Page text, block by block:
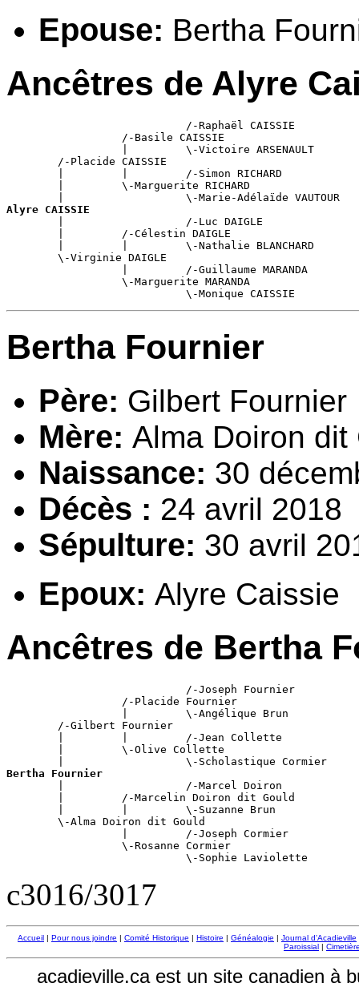
Epouse: Bertha F
Ancêtres de Alyre C
                            /-Raphaël CAISSIE
                  /-Basile CAISSIE
                  |         \-Victoire ARSENAULT
        /-Placide CAISSIE
        |         |         /-Simon RICHARD
        |         \-Marguerite RICHARD
Alyre CAISSIE
|                   /-Luc DAIGLE
        |         /-Célestin DAIGLE
        |         |         \-Nathalie BLANCHARD
        \-Virginie DAIGLE
                  |         /-Guillaume MARANDA
                  \-Marguerite MARANDA
                            \-Monique CAISSIE
Bertha Fournier
Père: Gilbert Fournier
Mère: Alma Doiron dit
Naissance: 30
Décès : 24 avril 2018
Sépulture: 30 avril
Epoux: Alyre Caissie
Ancêtres de Bertha
                            /-
Joseph Fournier
                  /-
Placide Fournier
                  |         \-
Angélique Brun
        /-
Gilbert Fournier
        |         |         /-
Jean Collette
        |         \-
Olive Collette
        |                   \-
Scholastique Cormier
Bertha Fournier
|                   /-Marcel Doiron
        |         /-
Marcelin Doiron dit Gould
        |         |         \-
Suzanne Brun
        \-
Alma Doiron dit Gould
                  |         /-
Joseph Cormier
                  \-
Rosanne Cormier
                            \-
Sophie Laviolette
c3016/3017
Accueil | Pour nous joindre | Comité Historique | Histoire | Généalogie | Journal d'Acadieville
Paroissial |
acadieville.ca est un site canadien à